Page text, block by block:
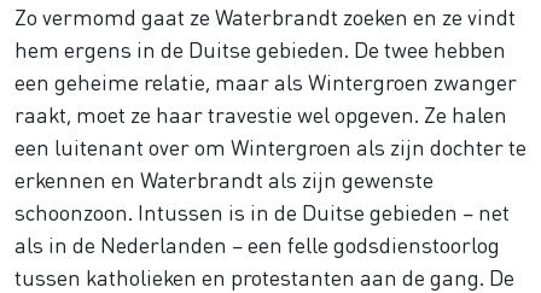
Zo vermomd gaat ze Waterbrandt zoeken en ze vindt
hem ergens in de Duitse gebieden. De twee hebben
een geheime relatie, maar als Wintergroen zwanger
raakt, moet ze haar travestie wel opgeven. Ze halen
een luitenant over om Wintergroen als zijn dochter te
erkennen en Waterbrandt als zijn gewenste
schoonzoon. Intussen is in de Duitse gebieden – net
als in de Nederlanden – een felle godsdienstoorlog
tussen katholieken en protestanten aan de gang. De